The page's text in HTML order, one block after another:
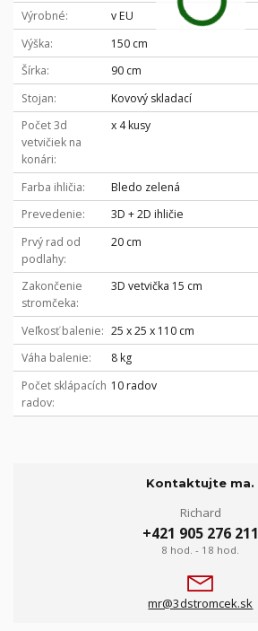
Výrobné
v EU
Výška
150 cm
Šírka
90 cm
Stojan
Kovový skladací
Počet 3d
vetvičiek na
konári
x 4 kusy
Farba ihličia
Bledo zelená
Prevedenie
3D + 2D ihličie
Prvý rad od
podlahy
20 cm
Zakončenie
stromčeka
3D vetvička 15 cm
Veľkosť balenie
25 x 25 x 110 cm
Váha balenie
8 kg
Počet sklápacích
radov
10 radov
Kontaktujte ma.
Richard
+421 905 276 211
8 hod. - 18 hod.
mr@3dstromcek.sk